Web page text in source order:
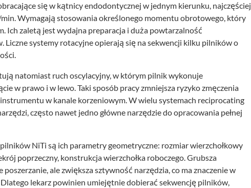
się w kątnicy endodontycznej w jednym kierunku, najczęściej
Wymagają stosowania określonego momentu obrotowego, który
Ich zaletą jest wydajna preparacja i duża powtarzalność
Liczne systemy rotacyjne opierają się na sekwencji kilku pilników o
natomiast ruch oscylacyjny, w którym pilnik wykonuje
w prawo i w lewo. Taki sposób pracy zmniejsza ryzyko zmęczenia
instrumentu w kanale korzeniowym. W wielu systemach reciprocating
często nawet jedno główne narzędzie do opracowania pełnej
NiTi są ich parametry geometryczne: rozmiar wierzchołkowy
poprzeczny, konstrukcja wierzchołka roboczego. Grubsza
ale zwiększa sztywność narzędzia, co ma znaczenie w
Dlatego lekarz powinien umiejętnie dobierać sekwencję pilników,